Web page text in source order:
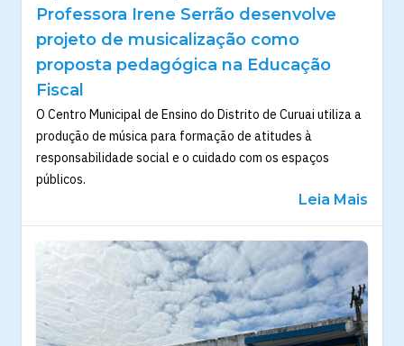
Professora Irene Serrão desenvolve
projeto de musicalização como
proposta pedagógica na Educação
Fiscal
O Centro Municipal de Ensino do Distrito de Curuai utiliza a
produção de música para formação de atitudes à
responsabilidade social e o cuidado com os espaços
públicos.
Leia Mais